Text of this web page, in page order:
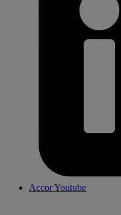
Accor Youtube